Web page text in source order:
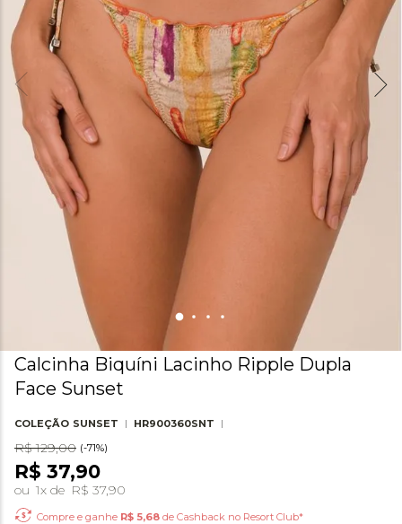
Calcinha Biquíni Lacinho Ripple Dupla
Face Sunset
COLEÇÃO SUNSET HR900360SNT
R$ 129,00 (-71%)
R$ 37,90
ou 1x de R$ 37,90
Compre e ganhe R$ 5,68 de Cashback no Resort Club*